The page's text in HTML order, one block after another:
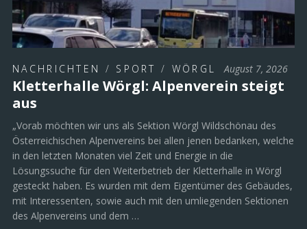
NACHRICHTEN / SPORT / WÖRGL August 7, 2026
Kletterhalle Wörgl: Alpenverein steigt
aus
„Vorab möchten wir uns als Sektion Wörgl Wildschönau des
Österreichischen Alpenvereins bei allen jenen bedanken, welche
in den letzten Monaten viel Zeit und Energie in die
Lösungssuche für den Weiterbetrieb der Kletterhalle in Wörgl
gesteckt haben. Es wurden mit dem Eigentümer des Gebäudes,
mit Interessenten, sowie auch mit den umliegenden Sektionen
des Alpenvereins und dem …